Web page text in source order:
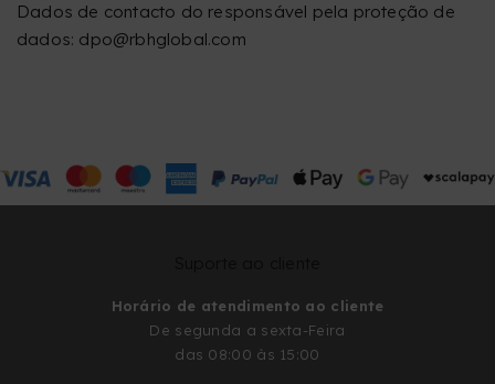
Dados de contacto do responsável pela proteção de
dados: dpo@rbhglobal.com
Horário de atendimento ao cliente
De segunda a sexta-Feira
das 08:00 às 15:00